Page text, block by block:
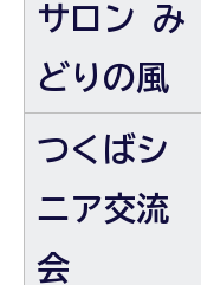
サロン み
どりの風
つくばシ
ニア交流
会